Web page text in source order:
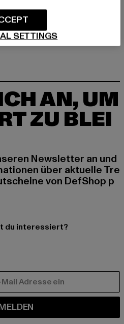
AN, UM
ZU BLEI
Newsletter an und
über aktuelle Tre
von DefShop p
du interessiert?
SETTINGS